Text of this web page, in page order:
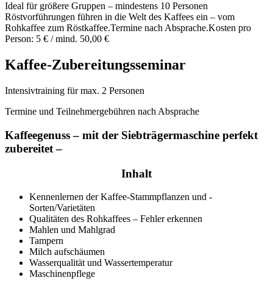
Ideal für größere Gruppen – mindestens 10 Personen
Röstvorführungen führen in die Welt des Kaffees ein – vom
Rohkaffee zum Röstkaffee.Termine nach Absprache.Kosten pro
Person: 5 € / mind. 50,00 €
Kaffee-Zubereitungsseminar
Intensivtraining für max. 2 Personen
Termine und Teilnehmergebühren nach Absprache
Kaffeegenuss – mit der Siebträgermaschine perfekt
zubereitet –
Inhalt
Kennenlernen der Kaffee-Stammpflanzen und -
Sorten/Varietäten
Qualitäten des Rohkaffees – Fehler erkennen
Mahlen und Mahlgrad
Tampern
Milch aufschäumen
Wasserqualität und Wassertemperatur
Maschinenpflege